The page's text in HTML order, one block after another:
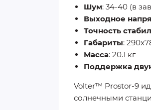
Шум: 34-40 (в
Выходное
Точность
Габариты:
Масса: 20.1 кг
Поддержка
Volter™ Prostor-9
солнечными